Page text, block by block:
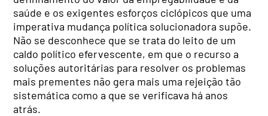
saúde e os exigentes esforços ciclópicos que uma
imperativa mudança política solucionadora supõe.
Não se desconhece que se trata do leito de um
caldo político efervescente, em que o recurso a
soluções autoritárias para resolver os problemas
mais prementes não gera mais uma rejeição tão
sistemática como a que se verificava há anos
atrás.